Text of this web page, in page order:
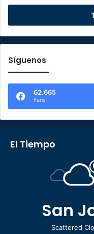
Síguenos
62.665
Fans
El Tiempo
San
Scattered